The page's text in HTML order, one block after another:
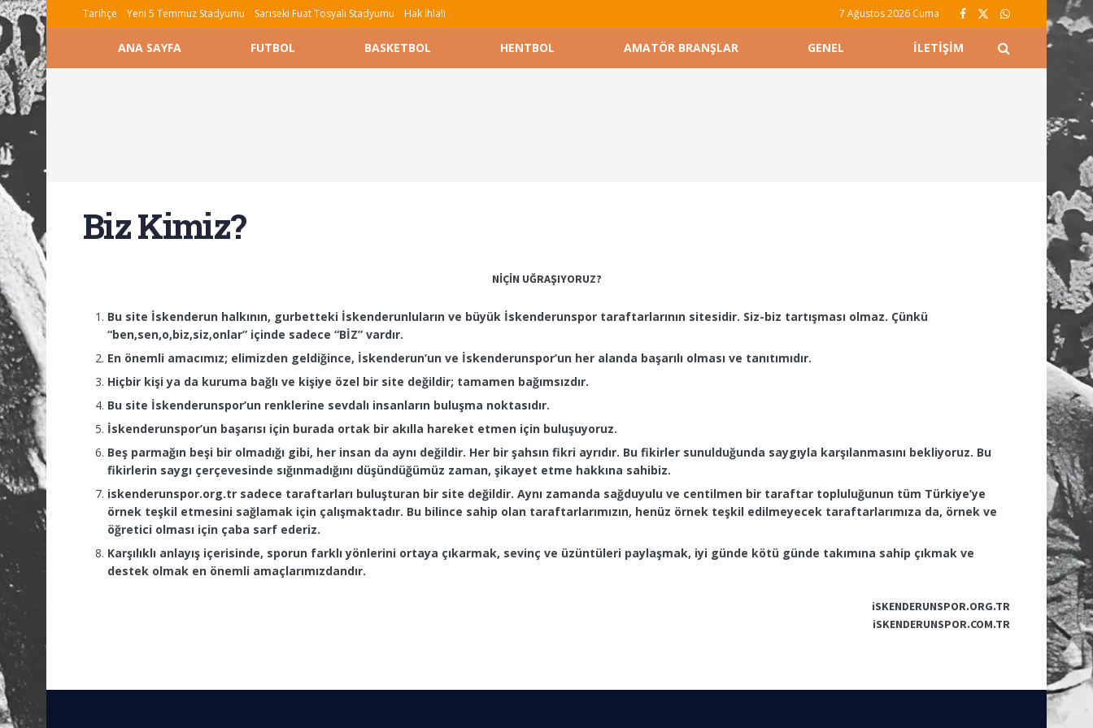
Tarihçe Yeni 5 Temmuz Stadyumu Sarıseki Fuat Tosyalı Stadyumu Hak İhlali 7 Ağustos 2026 Cuma
ANA SAYFA FUTBOL BASKETBOL HENTBOL AMATÖR BRANŞLAR GENEL İLETIŞIM
Biz Kimiz?
NİÇİN UĞRAŞIYORUZ?
Bu site İskenderun halkının, gurbetteki İskenderunluların ve büyük İskenderunspor taraftarlarının sitesidir. Siz-biz tartışması olmaz. Çünkü
“ben,sen,o,biz,siz,onlar” içinde sadece “BİZ” vardır.
En önemli amacımız; elimizden geldiğince, İskenderun’un ve İskenderunspor’un her alanda başarılı olması ve tanıtımıdır.
Hiçbir kişi ya da kuruma bağlı ve kişiye özel bir site değildir; tamamen bağımsızdır.
Bu site İskenderunspor’un renklerine sevdalı insanların buluşma noktasıdır.
İskenderunspor’un başarısı için burada ortak bir akılla hareket etmen için buluşuyoruz.
Beş parmağın beşi bir olmadığı gibi, her insan da aynı değildir. Her bir şahsın fikri ayrıdır. Bu fikirler sunulduğunda saygıyla karşılanmasını bekliyoruz. Bu
fikirlerin saygı çerçevesinde sığınmadığını düşündüğümüz zaman, şikayet etme hakkına sahibiz.
iskenderunspor.org.tr sadece taraftarları buluşturan bir site değildir. Aynı zamanda sağduyulu ve centilmen bir taraftar topluluğunun tüm Türkiye’ye
örnek teşkil etmesini sağlamak için çalışmaktadır. Bu bilince sahip olan taraftarlarımızın, henüz örnek teşkil edilmeyecek taraftarlarımıza da, örnek ve
öğretici olması için çaba sarf ederiz.
Karşılıklı anlayış içerisinde, sporun farklı yönlerini ortaya çıkarmak, sevinç ve üzüntüleri paylaşmak, iyi günde kötü günde takımına sahip çıkmak ve
destek olmak en önemli amaçlarımızdandır.
iSKENDERUNSPOR.ORG.TR
iSKENDERUNSPOR.COM.TR